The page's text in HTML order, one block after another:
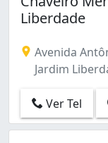
Recanto
Vila Agrícola (1)
Vila Garcia (1)
Vila Nova
Vila Santana II
Liberdade
Avenida
Jardim
Ver Tel